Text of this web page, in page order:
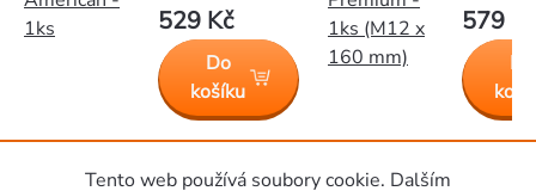
Tento web používá soubory cookie. Dalším
1ks
529 Kč
Do
košíku
1ks (M12 x
160 mm)
579 Kč
Do